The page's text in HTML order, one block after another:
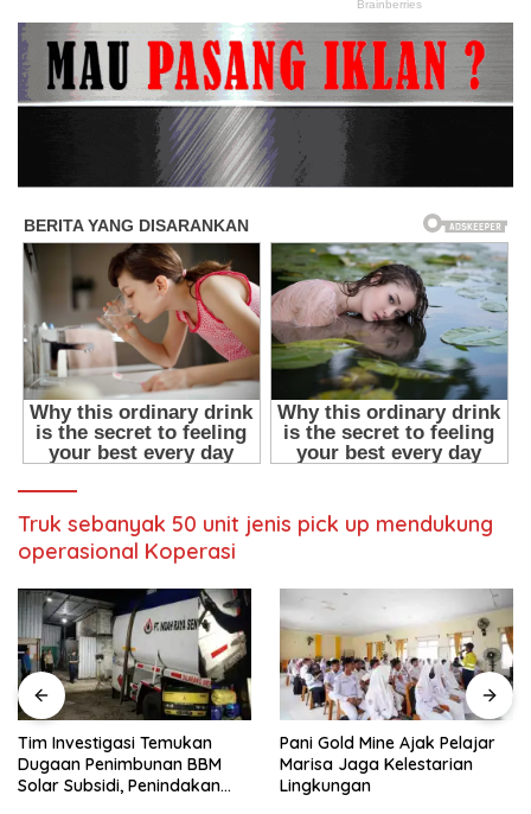
Truk sebanyak 50 unit jenis pick up mendukung
operasional Koperasi
Pani Gold Mine Ajak Pelajar
Marisa Jaga Kelestarian
Lingkungan
H. Muhammad Faizal :
Pembinaan Politik Penting
untuk Menciptakan Kompetisi